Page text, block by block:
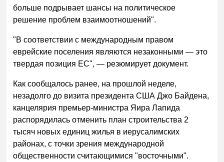
больше подрывает шансы на политическое
решение проблем взаимоотношений".
"В соответствии с международным правом
еврейские поселения являются незаконными — это
твердая позиция ЕС", — резюмирует документ.
Как сообщалось ранее, на прошлой неделе,
незадолго до визита президента США Джо Байдена,
канцелярия премьер-министра Яира Лапида
распорядилась отменить план строительства 2
тысяч новых единиц жилья в иерусалимских
районах, с точки зрения международной
общественности считающимися "восточными".